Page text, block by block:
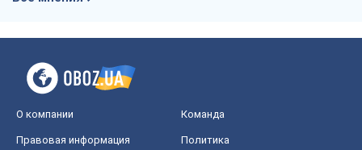
О компании Команда
Правовая информация
Политика